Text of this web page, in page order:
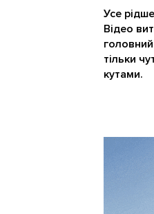
Усе
Відео
тільки
кутами.